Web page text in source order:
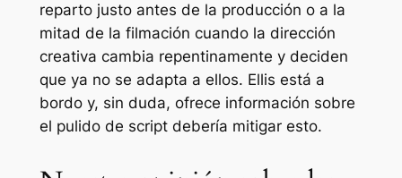
reparto justo antes de la producción o a la
mitad de la filmación cuando la dirección
creativa cambia repentinamente y deciden
que ya no se adapta a ellos. Ellis está a
bordo y, sin duda, ofrece información sobre
el pulido de script debería mitigar esto.